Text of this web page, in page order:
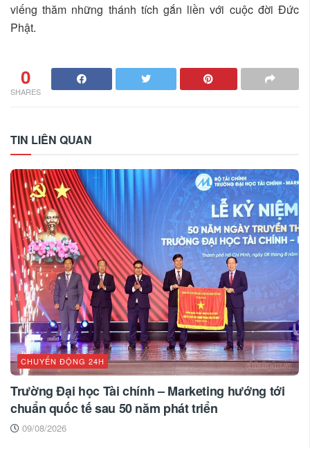
viếng thăm những thánh tích gắn liền với cuộc đời Đức
Phật.
0
SHARES
TIN LIÊN QUAN
CHUYỂN ĐỘNG 24H
Trường Đại học Tài chính – Marketing hướng tới
chuẩn quốc tế sau 50 năm phát triển
09/08/2026